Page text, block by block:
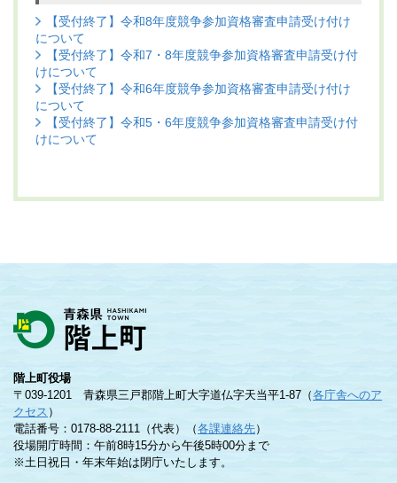
【受付終了】令和8年度競争参加資格審査申請受け付け
について
【受付終了】令和7・8年度競争参加資格審査申請受け付
けについて
【受付終了】令和6年度競争参加資格審査申請受け付け
について
【受付終了】令和5・6年度競争参加資格審査申請受け付
けについて
階上町役場
〒039-1201 青森県三戸郡階上町大字道仏字天当平1-87（各庁舎へのア
クセス ）
電話番号：0178-88-2111（代表）（各課連絡先）
役場開庁時間：午前8時15分から午後5時00分まで
※土日祝日・年末年始は閉庁いたします。